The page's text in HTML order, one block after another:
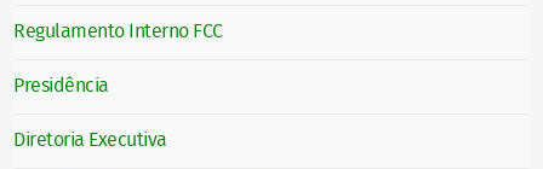
Regulamento Interno FCC
Presidência
Diretoria Executiva